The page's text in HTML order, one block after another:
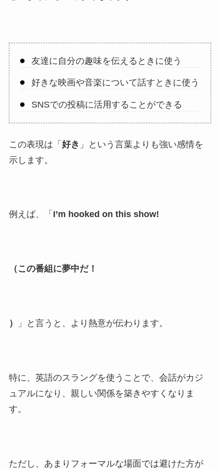
友達に自分の趣味を伝えるときに使う
好きな映画や音楽について話すときに使う
SNSでの投稿に活用することができる
この表現は「 好き 」という言葉よりも強い感情を
示します。
例えば、「 I’m hooked on this show!
（この番組に夢中だ！
） 」と言うと、より熱意が伝わります。
特に、英語のスラングを使うことで、会話がカジ
ュアルになり、親しい関係を築きやすくなりま
す。
ただし、あまりフォーマルな場面では避けた方が